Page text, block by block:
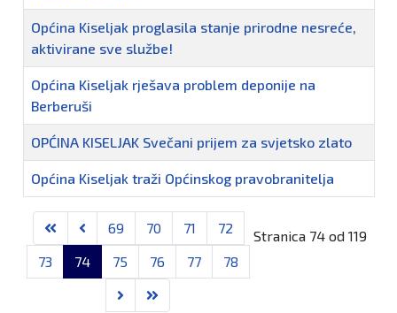
Općina Kiseljak proglasila stanje prirodne nesreće,
aktivirane sve službe!
Općina Kiseljak rješava problem deponije na
Berberuši
OPĆINA KISELJAK Svečani prijem za svjetsko zlato
Općina Kiseljak traži Općinskog pravobranitelja
Stranica 74 od 119
69 70 71
72
73
74 75 76 77 78